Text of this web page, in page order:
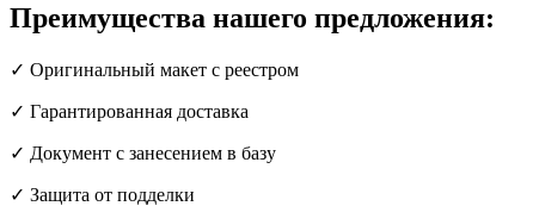
Преимущества нашего предложения:
✓ Оригинальный макет с реестром
✓ Гарантированная доставка
✓ Документ с занесением в базу
✓ Защита от подделки